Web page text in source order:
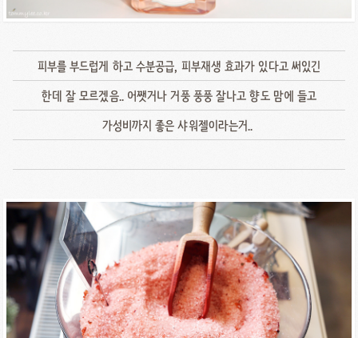
피부를 부드럽게 하고 수분공급, 피부재생 효과가 있다고 써있긴
한데 잘 모르겠음.. 어쨋거나 거풍 풍풍 잘나고 향도 맘에 들고
가성비까지 좋은 샤워젤이라는거..